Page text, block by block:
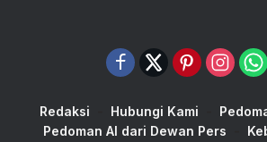
Redaksi Hubungi Kami
Pedoman AI dari Dewan Pers